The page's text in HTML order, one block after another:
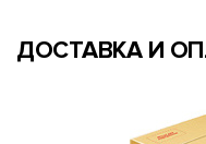
ДОСТАВКА И